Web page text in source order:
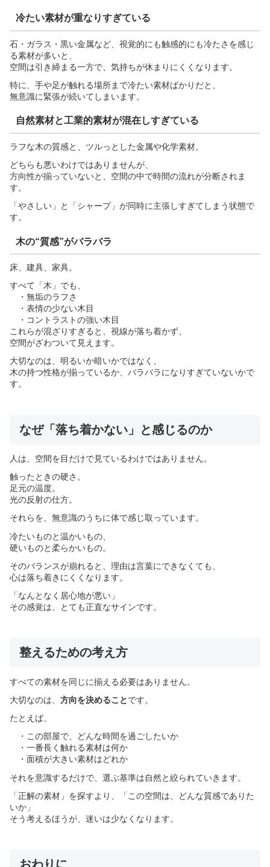
冷たい素材が重なりすぎている
石・ガラス・黒い金属など、視覚的にも触感的にも冷たさを感じ
る素材が多いと、
空間は引き締まる一方で、気持ちが休まりにくくなります。
特に、手や足が触れる場所まで冷たい素材ばかりだと、
無意識に緊張が続いてしまいます。
自然素材と工業的素材が混在しすぎている
ラフな木の質感と、ツルっとした金属や化学素材。
どちらも悪いわけではありませんが、
方向性が揃っていないと、空間の中で時間の流れが分断されま
す。
「やさしい」と「シャープ」が同時に主張しすぎてしまう状態で
す。
木の“質感”がバラバラ
床、建具、家具。
すべて「木」でも、
・無垢のラフさ
・表情の少ない木目
・コントラストの強い木目
これらが混ざりすぎると、視線が落ち着かず、
空間がざわついて見えます。
大切なのは、明るいか暗いかではなく、
木の持つ性格が揃っているか、バラバラになりすぎていないかで
す。
なぜ「落ち着かない」と感じるのか
人は、空間を目だけで見ているわけではありません。
触ったときの硬さ。
足元の温度。
光の反射の仕方。
それらを、無意識のうちに体で感じ取っています。
冷たいものと温かいもの、
硬いものと柔らかいもの。
そのバランスが崩れると、理由は言葉にできなくても、
心は落ち着きにくくなります。
「なんとなく居心地が悪い」
その感覚は、とても正直なサインです。
整えるための考え方
すべての素材を同じに揃える必要はありません。
大切なのは、 方向を決めることです。
たとえば、
・この部屋で、どんな時間を過ごしたいか
・一番長く触れる素材は何か
・面積が大きい素材はどれか
それを意識するだけで、選ぶ基準は自然と絞られていきます。
「正解の素材」を探すより、「この空間は、どんな質感でありた
いか」
そう考えるほうが、迷いは少なくなります。
おわりに